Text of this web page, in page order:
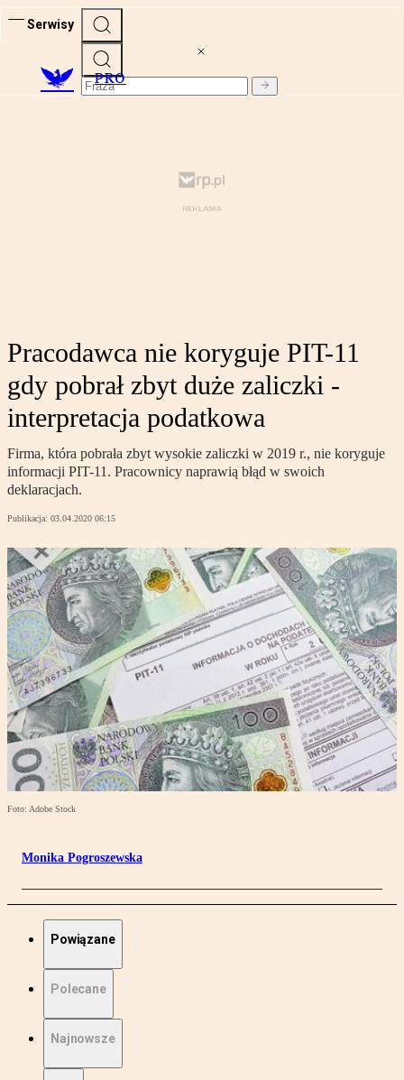
Serwisy
PRO
Pracodawca nie koryguje PIT-11
gdy pobrał zbyt duże zaliczki -
interpretacja podatkowa
Firma, która pobrała zbyt wysokie zaliczki w 2019 r., nie koryguje
informacji PIT-11. Pracownicy naprawią błąd w swoich
deklaracjach.
Publikacja: 03.04.2020 06:15
Foto: Adobe Stock
Monika Pogroszewska
Powiązane
Polecane
Najnowsze